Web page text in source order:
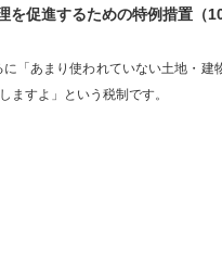
促進するための特例措置（
「あまり使われていない土地・
ますよ」という税制です。